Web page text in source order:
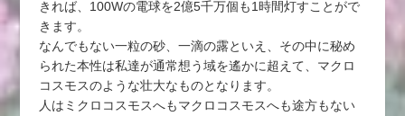
きれば、100Wの電球を2億5千万個も1時間灯すことがで
きます。
なんでもない一粒の砂、一滴の露といえ、その中に秘め
られた本性は私達が通常想う域を遙かに超えて、マクロ
コスモスのような壮大なものとなります。
人はミクロコスモスへもマクロコスモスへも途方もない